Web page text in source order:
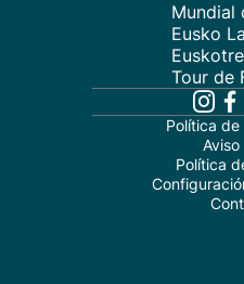
Mundial
Eusko
Tour de
Política
Política